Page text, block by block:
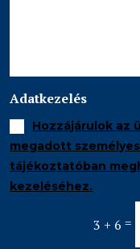
Adatkezelés
Hozzájárulok az
megadott
tájékoztatóban
kezeléséhez.
3 + 6 =